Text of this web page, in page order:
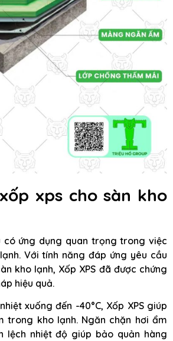
xps cho sàn kho
có ứng dụng quan trọng trong việc
Với tính năng đáp ứng yêu cầu
kho lạnh, Xốp XPS đã được chứng
hiệu quả.
xuống đến -40°C, Xốp XPS giúp
trong kho lạnh. Ngăn chặn hơi ẩm
lệch nhiệt độ giúp bảo quản hàng